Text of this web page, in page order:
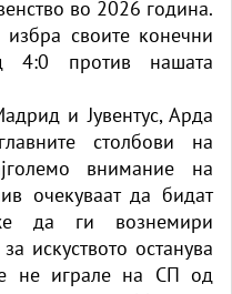
во 2026 година.
избра своите конечни
4:0 против нашата
и Јувентус, Арда
столбови на
внимание на
очекуваат да бидат
да ги вознемири
искуството останува
не играле на СП од